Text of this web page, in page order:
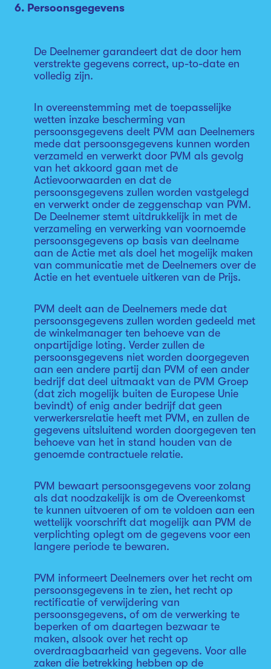
6. Persoonsgegevens
De Deelnemer garandeert dat de door hem
verstrekte gegevens correct, up-to-date en
volledig zijn.
In overeenstemming met de toepasselijke
wetten inzake bescherming van
persoonsgegevens deelt PVM aan Deelnemers
mede dat persoonsgegevens kunnen worden
verzameld en verwerkt door PVM als gevolg
van het akkoord gaan met de
Actievoorwaarden en dat de
persoonsgegevens zullen worden vastgelegd
en verwerkt onder de zeggenschap van PVM.
De Deelnemer stemt uitdrukkelijk in met de
verzameling en verwerking van voornoemde
persoonsgegevens op basis van deelname
aan de Actie met als doel het mogelijk maken
van communicatie met de Deelnemers over de
Actie en het eventuele uitkeren van de Prijs.
PVM deelt aan de Deelnemers mede dat
persoonsgegevens zullen worden gedeeld met
de winkelmanager ten behoeve van de
onpartijdige loting. Verder zullen de
persoonsgegevens niet worden doorgegeven
aan een andere partij dan PVM of een ander
bedrijf dat deel uitmaakt van de PVM Groep
(dat zich mogelijk buiten de Europese Unie
bevindt) of enig ander bedrijf dat geen
verwerkersrelatie heeft met PVM, en zullen de
gegevens uitsluitend worden doorgegeven ten
behoeve van het in stand houden van de
genoemde contractuele relatie.
PVM bewaart persoonsgegevens voor zolang
als dat noodzakelijk is om de Overeenkomst
te kunnen uitvoeren of om te voldoen aan een
wettelijk voorschrift dat mogelijk aan PVM de
verplichting oplegt om de gegevens voor een
langere periode te bewaren.
PVM informeert Deelnemers over het recht om
persoonsgegevens in te zien, het recht op
rectificatie of verwijdering van
persoonsgegevens, of om de verwerking te
beperken of om daartegen bezwaar te
maken, alsook over het recht op
overdraagbaarheid van gegevens. Voor alle
zaken die betrekking hebben op de